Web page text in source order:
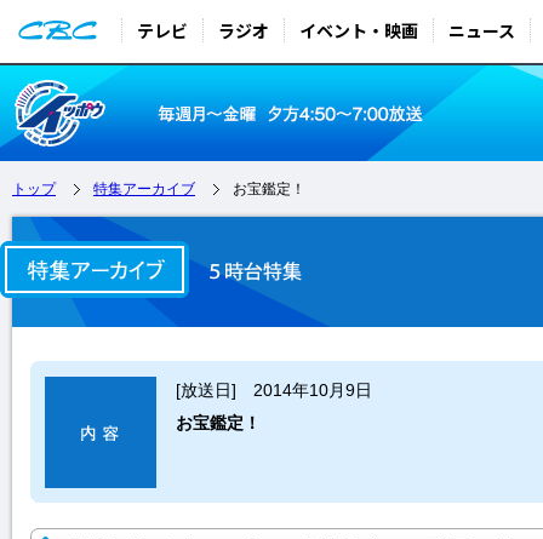
テレビ ラジオ イベント・映画 ニュース
トップ 特集アーカイブ お宝鑑定！
[放送日] 2014年10月9日
お宝鑑定！